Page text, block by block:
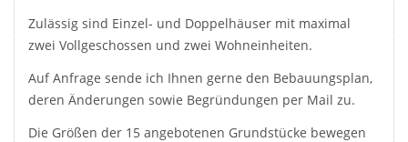
Zulässig sind Einzel- und Doppelhäuser mit maximal
zwei Vollgeschossen und zwei Wohneinheiten.
Auf Anfrage sende ich Ihnen gerne den Bebauungsplan,
deren Änderungen sowie Begründungen per Mail zu.
Die Größen der 15 angebotenen Grundstücke bewegen